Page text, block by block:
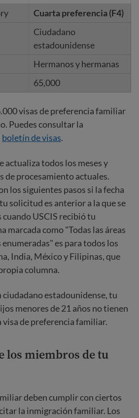
Cuarta preferencia (F4)
Ciudadano
estadounidense
Hermanos y hermanas
65,000
visas de preferencia familiar
Puedes consultar la
boletín de visas.
actualiza todos los meses y
de procesamiento actuales.
los siguientes pasos si la fecha
solicitud es anterior a la que se
cuando USCIS recibió tu
marcada como "Todas las áreas
enumeradas" es para todos los
India, México y Filipinas, que
columna.
ciudadano estadounidense, tu
menores de 21 años no tienen
visa de preferencia familiar.
los miembros de tu
deben cumplir con ciertos
la inmigración familiar. Los